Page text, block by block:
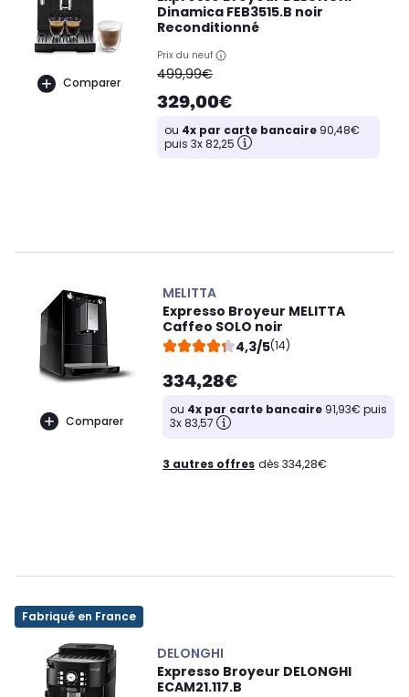
Comparer
Dinamica FEB3515.B noir
Reconditionné
Prix du neuf
oldPrice
499,99€
329,00€
ou 4x par carte bancaire 90,48€
puis 3x 82,25
Comparer
MELITTA
Expresso Broyeur MELITTA
Caffeo SOLO noir
4,3/5(14)
334,28€
ou 4x par carte bancaire 91,93€ puis
3x 83,57
3 autres offres dès 334,28€
Fabriqué en France
DELONGHI
Expresso Broyeur DELONGHI
ECAM21.117.B